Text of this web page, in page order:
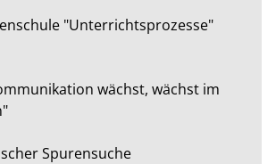
"Unterrichtsprozesse"
wächst, wächst im
Spurensuche